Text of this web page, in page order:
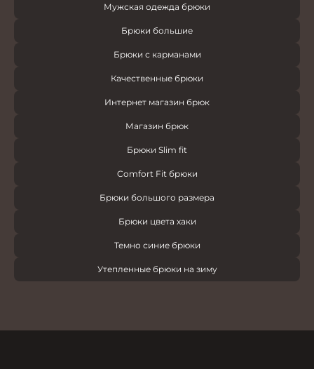
Мужская одежда брюки
Брюки большие
Брюки с карманами
Качественные брюки
Интернет магазин брюк
Магазин брюк
Брюки Slim fit
Comfort Fit брюки
Брюки большого размера
Брюки цвета хаки
Темно синие брюки
Утепленные брюки на зиму